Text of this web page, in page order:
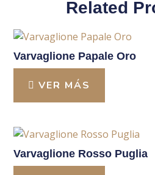
Related
Varvaglione Papale Oro
VER MÁS
Varvaglione Rosso Puglia